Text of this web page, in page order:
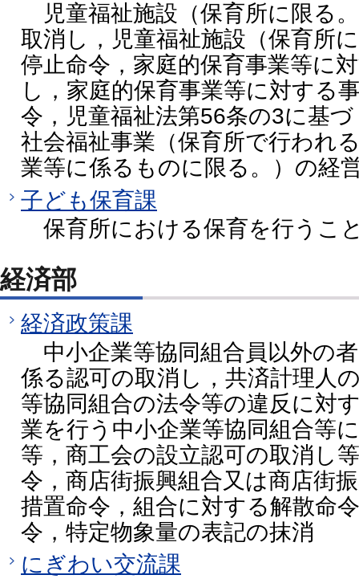
児童福祉施設（保育所に限る
取消し，児童福祉施設（保育所
停止命令，家庭的保育事業等に
し，家庭的保育事業等に対する
令，児童福祉法第56条の3に基
社会福祉事業（保育所で行われ
業等に係るものに限る。）の経
子ども保育課
保育所における保育を行うこ
経済部
経済政策課
中小企業等協同組合員以外の
係る認可の取消し，共済計理人
等協同組合の法令等の違反に対
業を行う中小企業等協同組合等
等，商工会の設立認可の取消し
令，商店街振興組合又は商店街
措置命令，組合に対する解散命
令，特定物象量の表記の抹消
にぎわい交流課